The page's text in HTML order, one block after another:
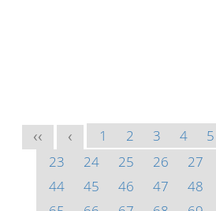
<< < 1 2 3 4 5
23
24 25 26 27
44
45 46 47 48